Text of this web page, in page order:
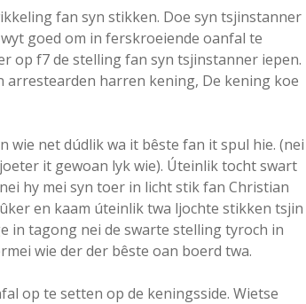
fan syn stikken. Doe syn tsjinstanner
goed om in ferskroeiende oanfal te
op f7 de stelling fan syn tsjinstanner iepen.
arrestearden harren kening, De kening koe
net dúdlik wa it bêste fan it spul hie. (nei
it gewoan lyk wie). Úteinlik tocht swart
hy mei syn toer in licht stik fan Christian
en kaam úteinlik twa ljochte stikken tsjin
in tagong nei de swarte stelling tyroch in
wie der der bêste oan boerd twa.
op te setten op de keningsside. Wietse